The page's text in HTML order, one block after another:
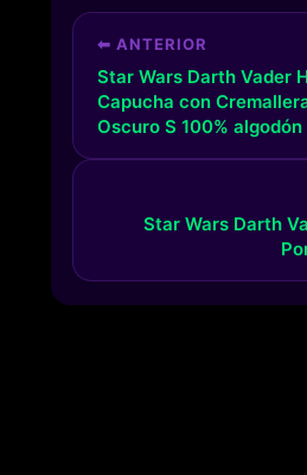
⬅ ANTERIOR
Star Wars Darth Vader
Capucha con
Oscuro S 100%
Star Wars Darth